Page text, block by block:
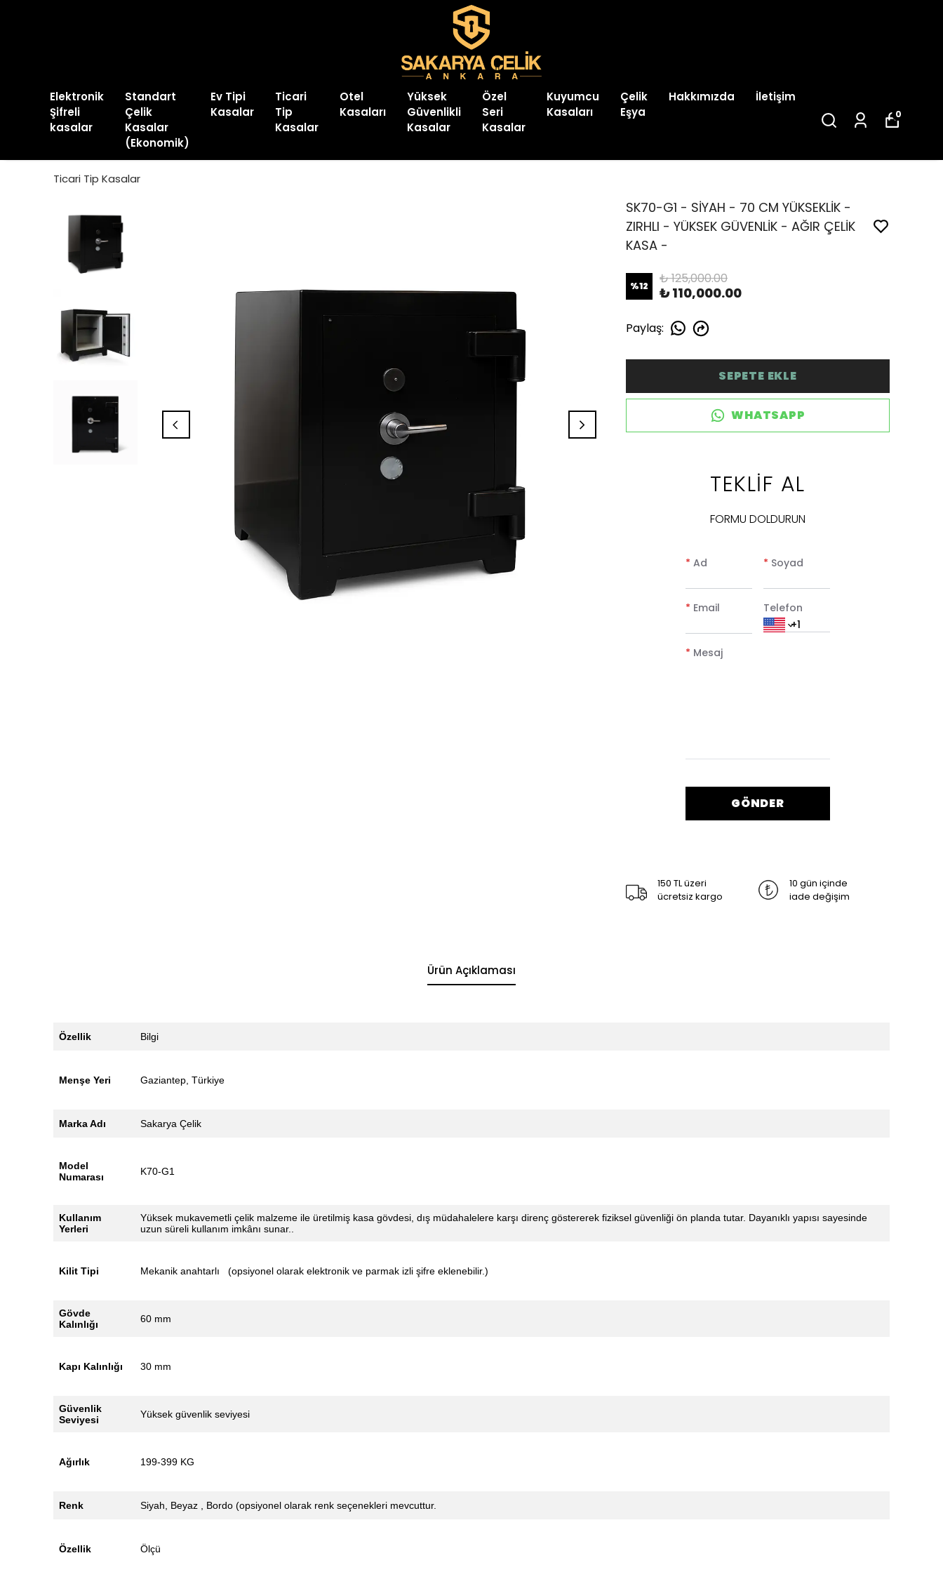
Elektronik
Şifreli
kasalar
Standart
Çelik
Kasalar
(Ekonomik)
Ev Tipi
Kasalar
Ticari
Tip
Kasalar
Otel
Kasaları
Yüksek
Güvenlikli
Kasalar
Özel
Seri
Kasalar
Kuyumcu
Kasaları
Çelik
Eşya
Hakkımızda İletişim
0
Ticari Tip Kasalar
SK70-G1 - SİYAH - 70 CM YÜKSEKLİK -
ZIRHLI - YÜKSEK GÜVENLİK - AĞIR ÇELİK
KASA -
%12 ₺ 125,000.00
₺ 110,000.00
Paylaş:
SEPETE EKLE
WHATSAPP
TEKLİF AL
FORMU DOLDURUN
* Ad * Soyad
* Email Telefon
* Mesaj
GÖNDER
150 TL üzeri
ücretsiz kargo
10 gün içinde
iade değişim
Ürün Açıklaması
Özellik Bilgi
Menşe Yeri Gaziantep, Türkiye
Marka Adı Sakarya Çelik
Model
Numarası
K70-G1
Kullanım
Yerleri
Yüksek mukavemetli çelik malzeme ile üretilmiş kasa gövdesi, dış müdahalelere karşı direnç göstererek fiziksel güvenliği ön planda tutar. Dayanıklı yapısı sayesinde
uzun süreli kullanım imkânı sunar..
Kilit Tipi Mekanik anahtarlı (opsiyonel olarak elektronik ve parmak izli şifre eklenebilir.)
Gövde
Kalınlığı
60 mm
Kapı Kalınlığı 30 mm
Güvenlik
Seviyesi
Yüksek güvenlik seviyesi
Ağırlık 199-399 KG
Renk Siyah, Beyaz , Bordo (opsiyonel olarak renk seçenekleri mevcuttur.
Özellik Ölçü